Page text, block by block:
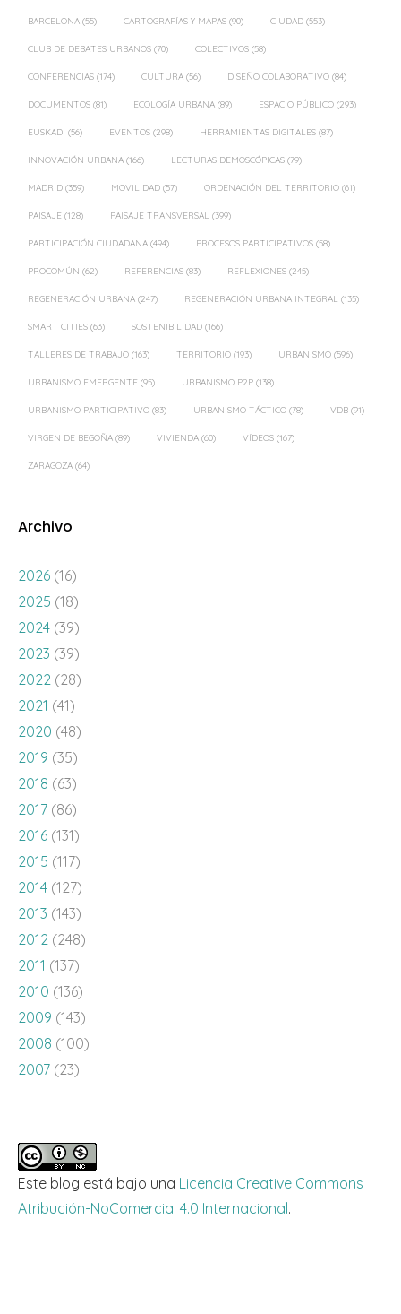
BARCELONA (55) CARTOGRAFÍAS Y MAPAS (90) CIUDAD (553)
CLUB DE DEBATES URBANOS (70) COLECTIVOS (58)
CONFERENCIAS (174) CULTURA (56) DISEÑO COLABORATIVO (84)
DOCUMENTOS (81) ECOLOGÍA URBANA (89) ESPACIO PÚBLICO (293)
EUSKADI (56) EVENTOS (298) HERRAMIENTAS DIGITALES (87)
INNOVACIÓN URBANA (166) LECTURAS DEMOSCÓPICAS (79)
MADRID (359) MOVILIDAD (57) ORDENACIÓN DEL TERRITORIO (61)
PAISAJE (128) PAISAJE TRANSVERSAL (399)
PARTICIPACIÓN CIUDADANA (494) PROCESOS PARTICIPATIVOS (58)
PROCOMÚN (62) REFERENCIAS (83) REFLEXIONES (245)
REGENERACIÓN URBANA (247) REGENERACIÓN URBANA INTEGRAL (135)
SMART CITIES (63) SOSTENIBILIDAD (166)
TALLERES DE TRABAJO (163) TERRITORIO (193) URBANISMO (596)
URBANISMO EMERGENTE (95) URBANISMO P2P (138)
URBANISMO PARTICIPATIVO (83) URBANISMO TÁCTICO (78) VDB (91)
VIRGEN DE BEGOÑA (89) VIVIENDA (60) VÍDEOS (167)
ZARAGOZA (64)
Archivo
2026 (16)
2025 (18)
2024 (39)
2023 (39)
2022 (28)
2021 (41)
2020 (48)
2019 (35)
2018 (63)
2017 (86)
2016 (131)
2015 (117)
2014 (127)
2013 (143)
2012 (248)
2011 (137)
2010 (136)
2009 (143)
2008 (100)
2007 (23)
Este blog está bajo una Licencia Creative Commons
Atribución-NoComercial 4.0 Internacional.